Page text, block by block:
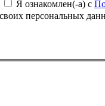
Я ознакомлен(-а) с